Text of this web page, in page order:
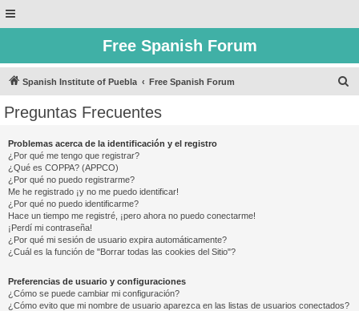
Free Spanish Forum
Spanish Institute of Puebla Free Spanish Forum
Preguntas Frecuentes
Problemas acerca de la identificación y el registro
¿Por qué me tengo que registrar?
¿Qué es COPPA? (APPCO)
¿Por qué no puedo registrarme?
Me he registrado ¡y no me puedo identificar!
¿Por qué no puedo identificarme?
Hace un tiempo me registré, ¡pero ahora no puedo conectarme!
¡Perdí mi contraseña!
¿Por qué mi sesión de usuario expira automáticamente?
¿Cuál es la función de "Borrar todas las cookies del Sitio"?
Preferencias de usuario y configuraciones
¿Cómo se puede cambiar mi configuración?
¿Cómo evito que mi nombre de usuario aparezca en las listas de usuarios conectados?